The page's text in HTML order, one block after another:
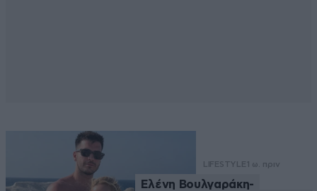
LIFESTYLE 1 ω. πριν
Ελένη Βουλγαράκη-